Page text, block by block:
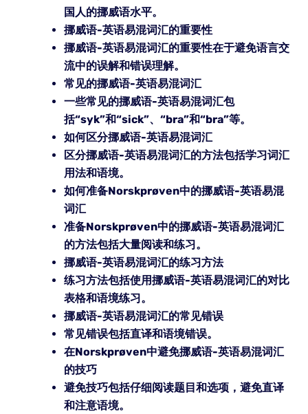
国人的挪威语水平。
挪威语-英语易混词汇的重要性
挪威语-英语易混词汇的重要性在于避免语言交
流中的误解和错误理解。
常见的挪威语-英语易混词汇
一些常见的挪威语-英语易混词汇包
括“syk”和“sick”、“bra”和“bra”等。
如何区分挪威语-英语易混词汇
区分挪威语-英语易混词汇的方法包括学习词汇
用法和语境。
如何准备Norskprøven中的挪威语-英语易混
词汇
准备Norskprøven中的挪威语-英语易混词汇
的方法包括大量阅读和练习。
挪威语-英语易混词汇的练习方法
练习方法包括使用挪威语-英语易混词汇的对比
表格和语境练习。
挪威语-英语易混词汇的常见错误
常见错误包括直译和语境错误。
在Norskprøven中避免挪威语-英语易混词汇
的技巧
避免技巧包括仔细阅读题目和选项，避免直译
和注意语境。